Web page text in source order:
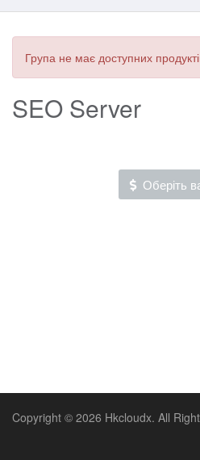
Група не має доступних
SEO Server
Оберіть
Copyright © 2026 Hkcloudx. All